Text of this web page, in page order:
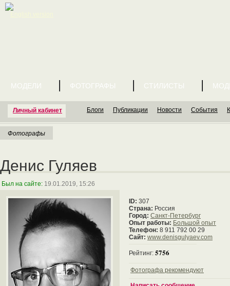
Личный кабинет
МОДЕЛИ ФОТОГРАФЫ СТИЛИСТЫ
Блоги Публикации Новости События
Фотографы
Денис Гуляев
Был на сайте: 19.01.2019, 15:26
ID: 307
Страна: Россия
Город: Санкт-Петербург
Опыт работы: Большой опыт
Телефон: 8 911 792 00 29
Сайт: www.denisgulyaev.com
Рейтинг: 5756
Фотографа рекомендуют